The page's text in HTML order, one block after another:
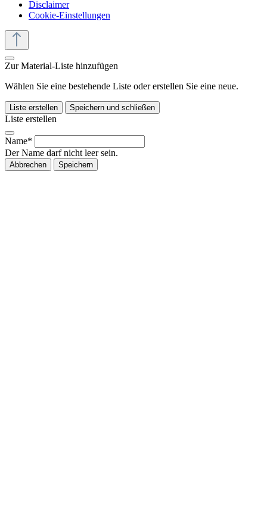
Disclaimer
Cookie-Einstellungen
Zur Material-Liste hinzufügen
Wählen Sie eine bestehende Liste oder erstellen Sie eine neue.
Liste erstellen Speichern und schließen
Liste erstellen
Name*
Der Name darf nicht leer sein.
Abbrechen Speichern